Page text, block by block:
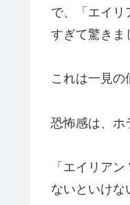
で、「エイリ
すぎて驚きま
これは一見の
恐怖感は、ホ
「エイリア
ないといけな